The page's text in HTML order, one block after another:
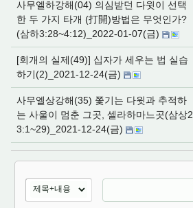
사무엘하강해(04) 의심받던 다윗이 선택
한 두 가지 타개 (打開)방법은 무엇인가?
(삼하3:28~4:12)_2022-01-07(금)
[회개의 실제(49)] 십자가 세우는 법 실습
하기(2)_2021-12-24(금)
사무엘상강해(35) 쫓기는 다윗과 추적하
는 사울이 멈춘 그곳, 셀라하마느곳(삼상2
3:1~29)_2021-12-24(금)